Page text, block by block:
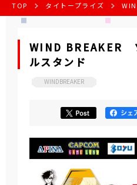
TOP タイトープライズ
WIND BREAKER
ルスタンド
WINDBREAKER